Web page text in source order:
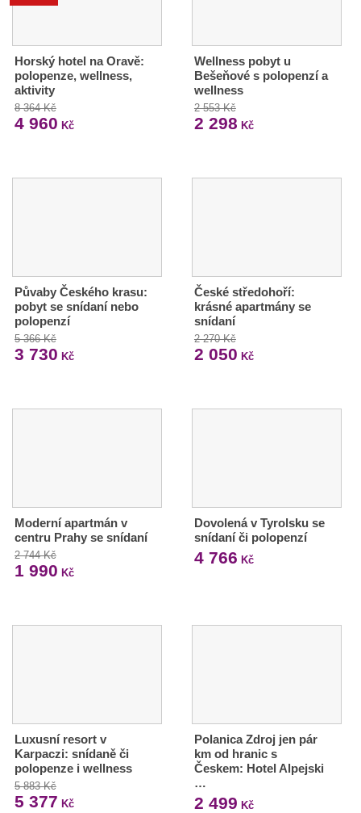
Horský hotel na Oravě:
polopenze, wellness,
aktivity
8 364 Kč
4 960 Kč
Wellness pobyt u
Bešeňové s polopenzí a
wellness
2 553 Kč
2 298 Kč
Půvaby Českého krasu:
pobyt se snídaní nebo
polopenzí
5 366 Kč
3 730 Kč
České středohoří:
krásné apartmány se
snídaní
2 270 Kč
2 050 Kč
Moderní apartmán v
centru Prahy se snídaní
2 744 Kč
1 990 Kč
Dovolená v Tyrolsku se
snídaní či polopenzí
4 766 Kč
Luxusní resort v
Karpaczi: snídaně či
polopenze i wellness
5 883 Kč
5 377 Kč
Polanica Zdroj jen pár
km od hranic s
Českem: Hotel Alpejski
…
2 499 Kč